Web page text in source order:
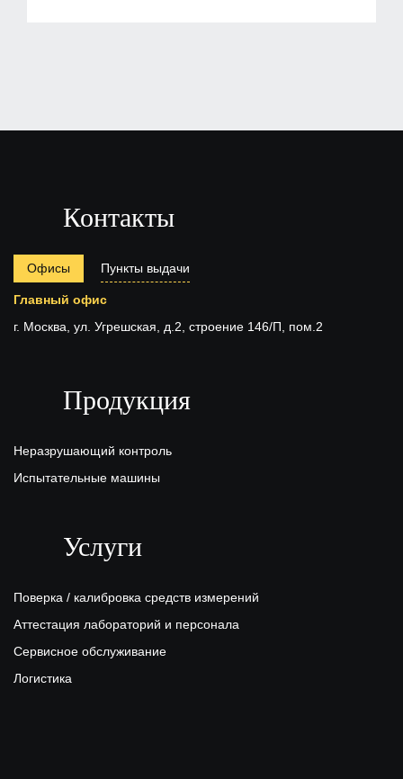
Контакты
Офисы Пункты выдачи
Главный офис
г. Москва, ул. Угрешская, д.2, строение 146/П, пом.2
Продукция
Неразрушающий контроль
Испытательные машины
Услуги
Поверка / калибровка средств измерений
Аттестация лабораторий и персонала
Сервисное обслуживание
Логистика